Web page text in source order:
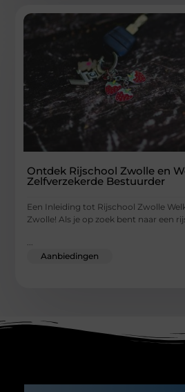
Ontdek Rijschool Zwolle en
Zelfverzekerde Bestuurder
Een Inleiding tot Rijschool Zwolle
Zwolle! Als je op zoek bent naar een
Aanbiedingen